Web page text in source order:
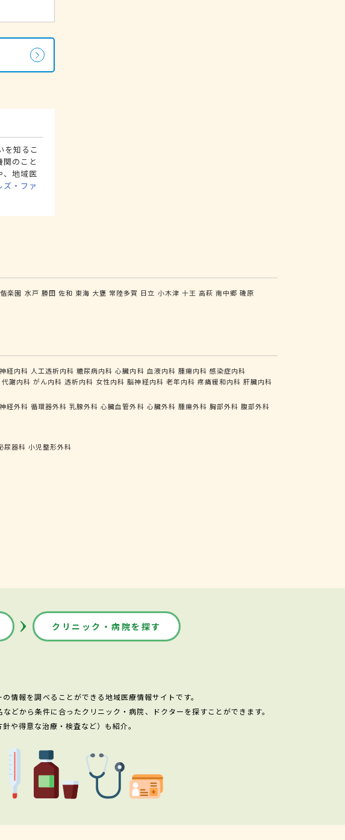
を知るこ
関のこと
、地域医
ズ・ファ
偕楽園 水戸 勝田 佐和 東海 大甕 常陸多賀 日立 小木津 十王 高萩 南中郷 磯原
神経内科 人工透析内科 糖尿病内科 心臓内科 血液内科 腫瘍内科 感染症内科
謝内科 がん内科 透析内科 女性内科 脳神経内科 老年内科 疼痛緩和内科 肝臓内科
経外科 循環器外科 乳腺外科 心臓血管外科 心臓外科 腫瘍外科 胸部外科 腹部外科
尿器科 小児整形外科
クリニック・病院を探す
情報を調べることができる地域医療情報サイトです。
どから条件に合ったクリニック・病院、ドクターを探すことができます。
や得意な治療・検査など）も紹介。